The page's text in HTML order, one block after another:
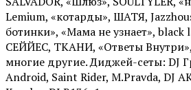
Lemium, «котарды», ШАТЯ,
ботинки», «Мама не узнает», black
СЕЙЙЕС, ТКАНИ, «Ответы
многие другие. Диджей-сеты: DJ
Android, Saint Rider, М.Pravda, DJ